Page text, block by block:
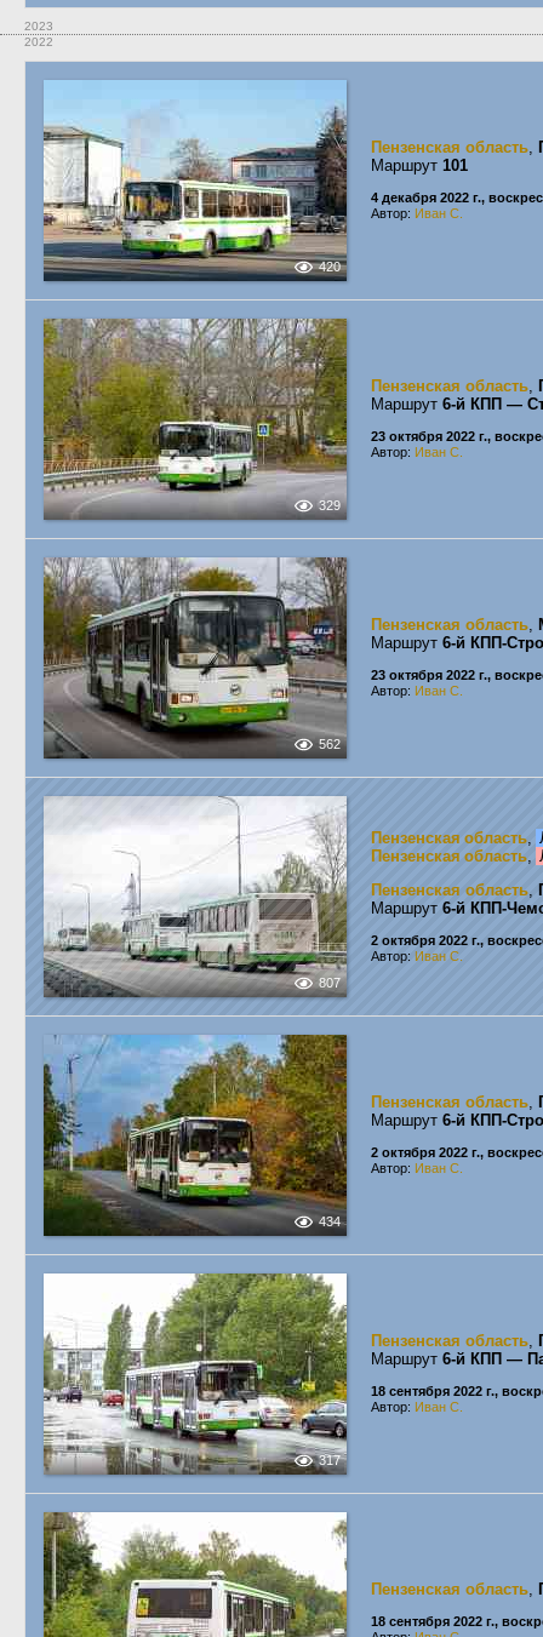
2023
2022
420
Пензенская область,
Маршрут 101
4 декабря 2022 г.,
Автор: Иван С.
329
Пензенская область,
Маршрут 6-й КПП —
23 октября 2022 г.,
Автор: Иван С.
562
Пензенская область,
Маршрут 6-й КПП-
23 октября 2022 г.,
Автор: Иван С.
807
Пензенская область,
Пензенская область,
Пензенская область,
Маршрут 6-й КПП-
2 октября 2022 г.,
Автор: Иван С.
434
Пензенская область,
Маршрут 6-й КПП-
2 октября 2022 г.,
Автор: Иван С.
317
Пензенская область,
Маршрут 6-й КПП —
18 сентября 2022 г.,
Автор: Иван С.
Пензенская область,
18 сентября 2022 г.,